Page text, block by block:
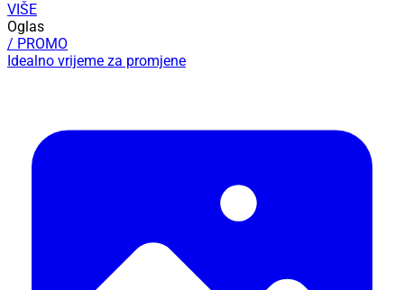
VIŠE
Oglas
/ PROMO
Idealno vrijeme za promjene